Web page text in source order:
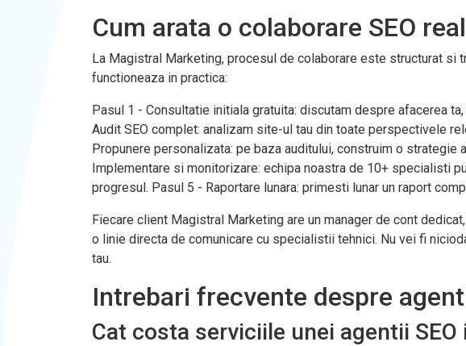
Cum arata o colaborare SEO
La Magistral Marketing, procesul de colaborare este structurat si
functioneaza in practica:
Pasul 1 - Consultatie initiala gratuita: discutam despre afacerea
Audit SEO complet: analizam site-ul tau din toate perspectivele
Propunere personalizata: pe baza auditului, construim o strategie
Implementare si monitorizare: echipa noastra de 10+ specialisti
progresul. Pasul 5 - Raportare lunara: primesti lunar un raport
Fiecare client Magistral Marketing are un manager de cont
o linie directa de comunicare cu specialistii tehnici. Nu vei fi
tau.
Intrebari frecvente despre
Cat costa serviciile unei agentii SEO